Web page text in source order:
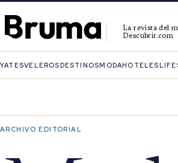
La revista del
Descubrir.com
YATESVELEROSDESTINOSMODAHOTELES
ARCHIVO EDITORIAL